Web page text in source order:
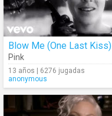
Blow Me (One Last Kiss)
Pink
13 años | 6276 jugadas
anonymous